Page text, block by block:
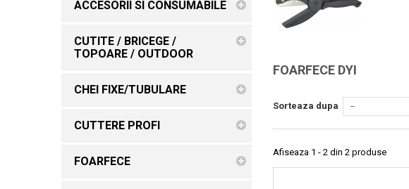
ACCESORII SI CONSUMABILE
CUTITE / BRICEGE /
TOPOARE / OUTDOOR
CHEI FIXE/TUBULARE
CUTTERE PROFI
FOARFECE
FOARFECE DYI
Sorteaza dupa --
Afiseaza 1 - 2 din 2 produse